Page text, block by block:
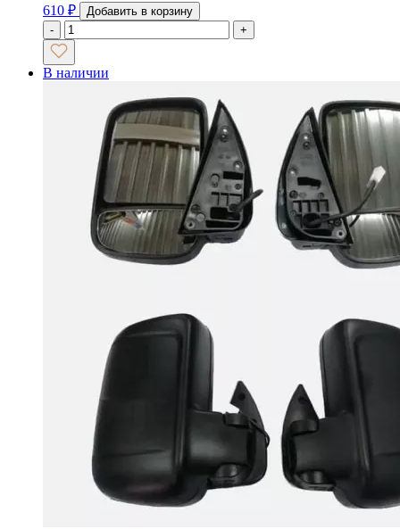
610 ₽
Добавить в корзину
-
+
В наличии